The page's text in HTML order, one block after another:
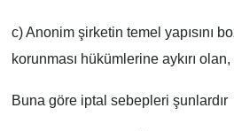
c) Anonim şirketin temel yapısını
korunması hükümlerine aykırı olan,
Buna göre iptal sebepleri şunlardır